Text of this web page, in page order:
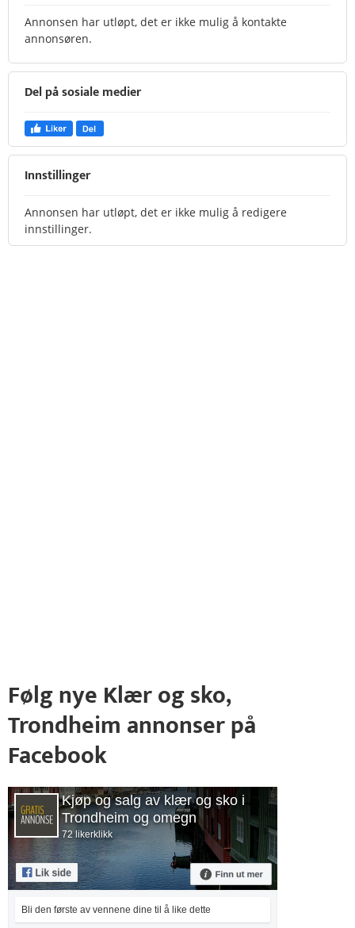
Annonsen har utløpt, det er ikke mulig å kontakte
annonsøren.
Del på sosiale medier
Innstillinger
Annonsen har utløpt, det er ikke mulig å redigere
innstillinger.
Følg nye Klær og sko,
Trondheim annonser på
Facebook
Kjøp og salg av klær og sko i
Trondheim og omegn
72 likerklikk
Bli den første av vennene dine til å like dette